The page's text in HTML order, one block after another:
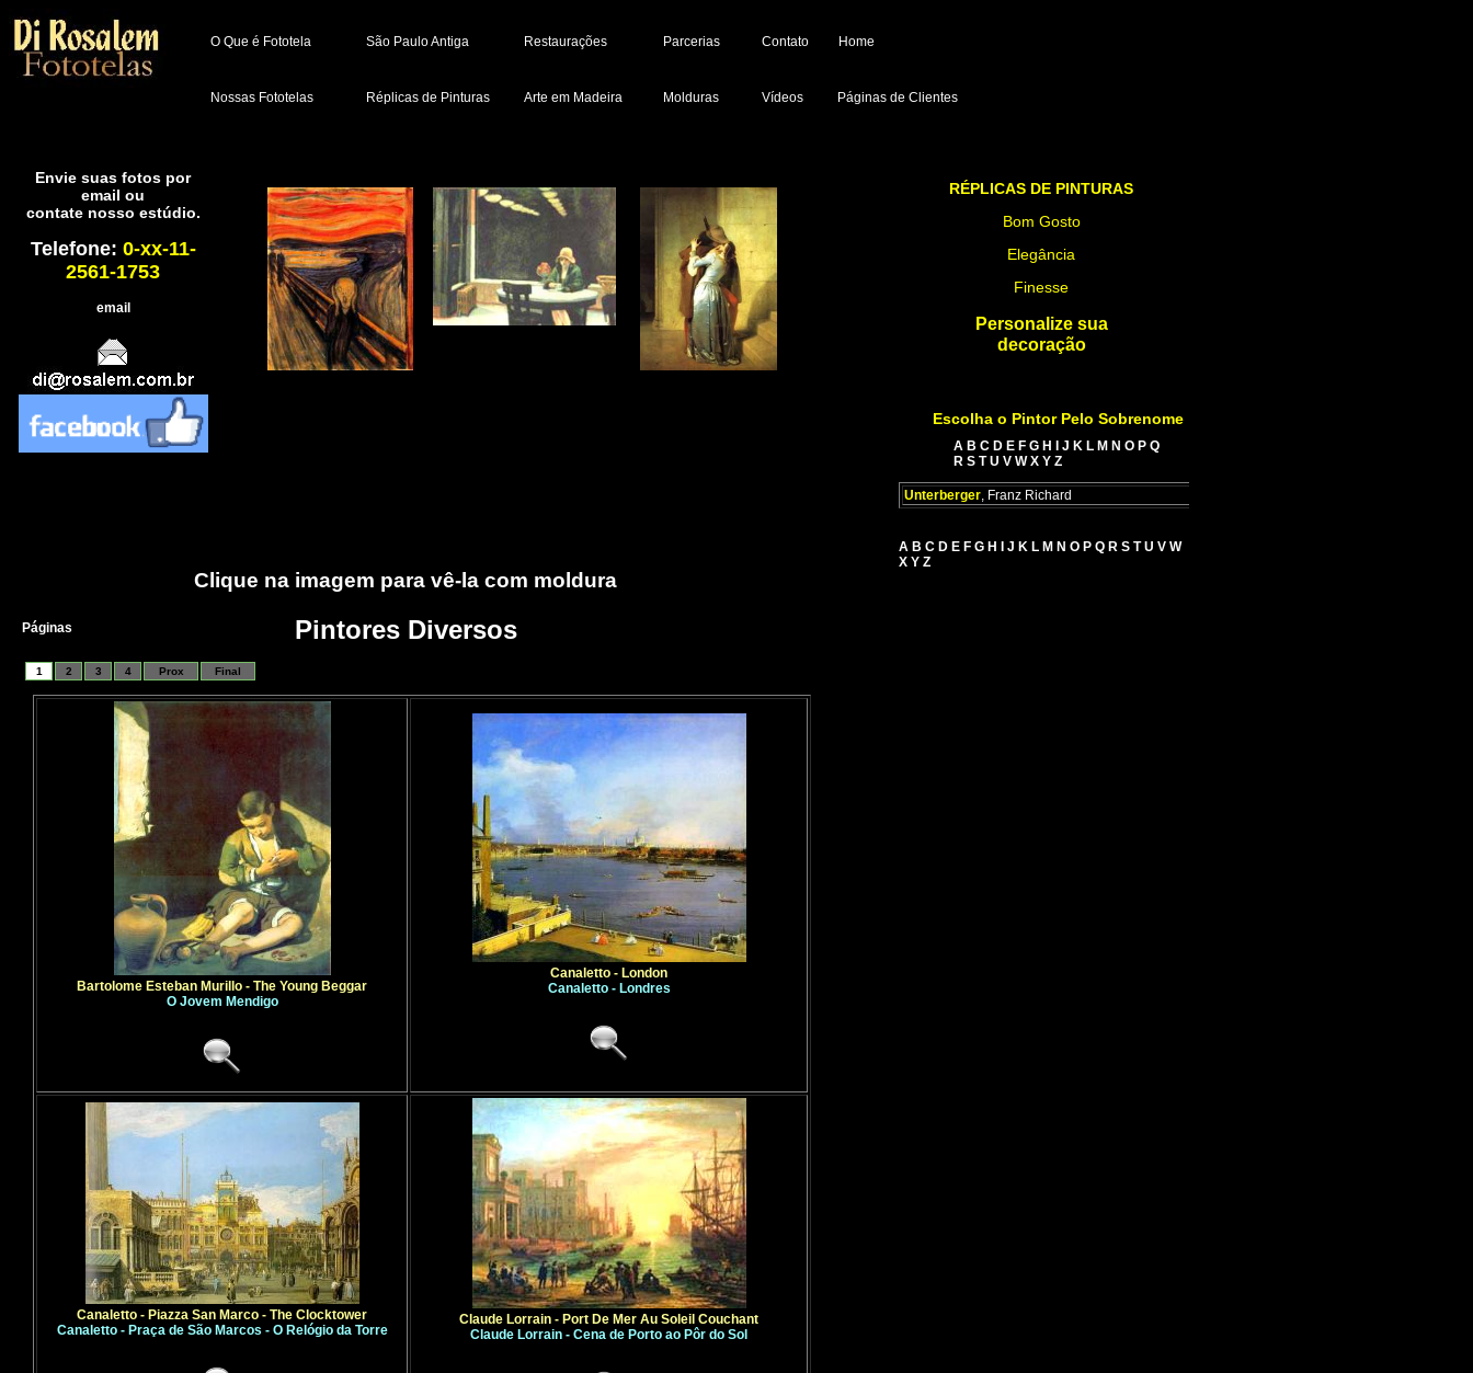
O Que é Fototela
Nossas Fototelas
São Paulo Antiga
Réplicas de Pinturas
Restaurações
Arte em Madeira
Parcerias
Molduras
Contato
Páginas de Clientes
Home
Vídeos
RÉPLICAS DE PINTURAS
Bom Gosto
Elegância
Finesse
Personalize sua
decoração
Envie suas fotos por
email ou
contate nosso estúdio.
Telefone: 0-xx-11-
2561-1753
email
Páginas
1 2 3 4 Prox Final
Bartolome Esteban Murillo - The Young Beggar
O Jovem Mendigo
Canaletto - London
Canaletto - Londres
Canaletto - Piazza San Marco - The Clocktower
Canaletto - Praça de São Marcos - O Relógio da Torre
Claude Lorrain - Port De Mer Au Soleil Couchant
Claude Lorrain - Cena de Porto ao Pôr do Sol
Escolha o Pintor Pelo Sobrenome
A B C D E F G H J K L M N O P Q
R S T U V W X Y Z
Unterberger, Franz Richard
A B C D E F G H J K L M N O P Q R S T U V W
X Y Z
Clique na imagem para vê-la com moldura
Pintores Diversos